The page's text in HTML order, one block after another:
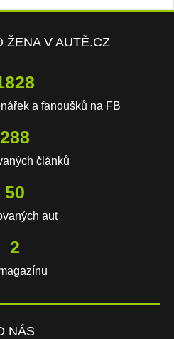
ŽENA V AUTĚ.CZ
a fanoušků na FB
602
článků
106
aut
3
NÁS